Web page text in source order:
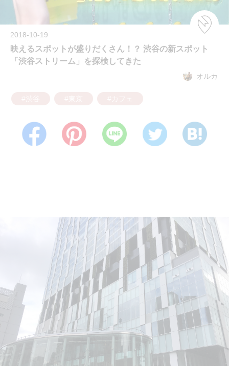
2018-10-19
映えるスポットが盛りだくさん！？ 渋谷の新スポット
「渋谷ストリーム」を探検してきた
オルカ